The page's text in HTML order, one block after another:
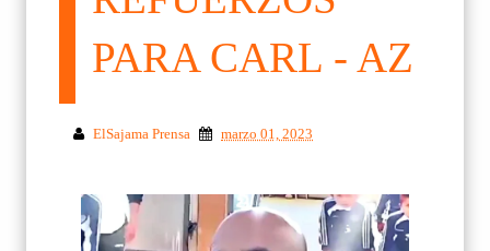
PARA CARL - AZ
ElSajama Prensa marzo 01, 2023